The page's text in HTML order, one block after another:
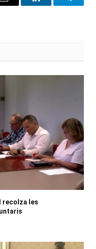
Email LinkedIn
recolza les